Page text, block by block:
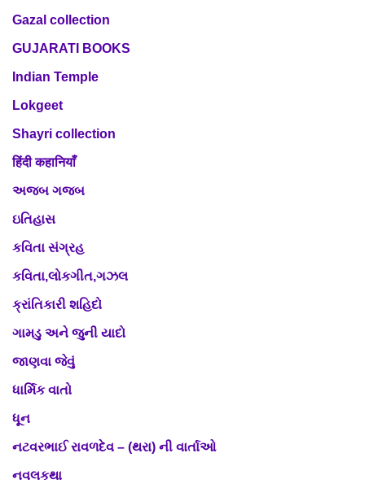
Gazal collection
GUJARATI BOOKS
Indian Temple
Lokgeet
Shayri collection
हिंदी कहानियाँ
અજબ ગજબ
ઇતિહાસ
કવિતા સંગ્રહ
કવિતા,લોકગીત,ગઝલ
ક્રાંતિકારી શહિદો
ગામડુ અને જુની યાદો
જાણવા જેવું
ધાર્મિક વાતો
ધૂન
નટવરભાઈ રાવળદેવ – (થરા) ની વાર્તાઓ
નવલકથા